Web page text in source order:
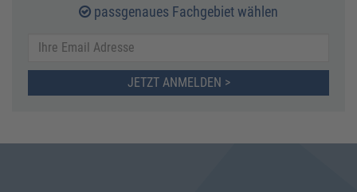
passgenaues Fachgebiet wählen
JETZT ANMELDEN >